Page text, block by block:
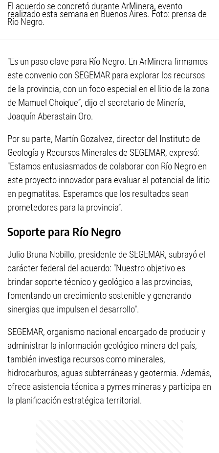
El acuerdo se concretó durante ArMinera, evento
realizado esta semana en Buenos Aires. Foto: prensa de
Río Negro.
“Es un paso clave para Río Negro. En ArMinera firmamos
este convenio con SEGEMAR para explorar los recursos
de la provincia, con un foco especial en el litio de la zona
de Mamuel Choique”, dijo el secretario de Minería,
Joaquín Aberastain Oro.
Por su parte, Martín Gozalvez, director del Instituto de
Geología y Recursos Minerales de SEGEMAR, expresó:
“Estamos entusiasmados de colaborar con Río Negro en
este proyecto innovador para evaluar el potencial de litio
en pegmatitas. Esperamos que los resultados sean
prometedores para la provincia”.
Soporte para Río Negro
Julio Bruna Nobillo, presidente de SEGEMAR, subrayó el
carácter federal del acuerdo: “Nuestro objetivo es
brindar soporte técnico y geológico a las provincias,
fomentando un crecimiento sostenible y generando
sinergias que impulsen el desarrollo”.
SEGEMAR, organismo nacional encargado de producir y
administrar la información geológico-minera del país,
también investiga recursos como minerales,
hidrocarburos, aguas subterráneas y geotermia. Además,
ofrece asistencia técnica a pymes mineras y participa en
la planificación estratégica territorial.